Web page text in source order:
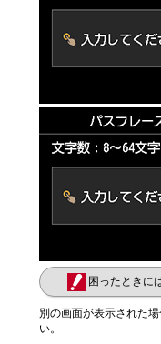
困ったときに
別の画面が表示された
い。